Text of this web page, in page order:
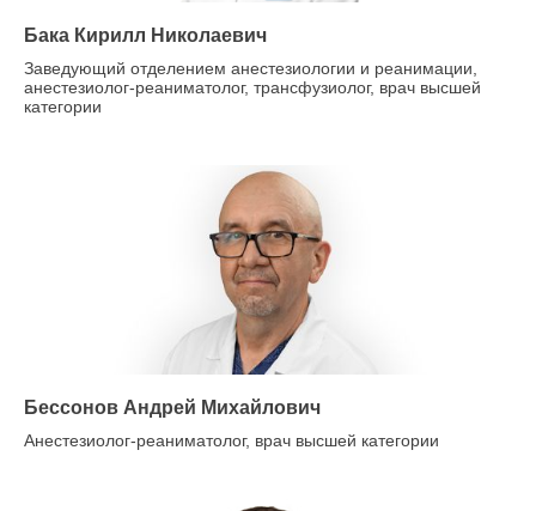
Бака Кирилл Николаевич
Заведующий отделением анестезиологии и реанимации,
анестезиолог-реаниматолог, трансфузиолог, врач высшей
категории
Бессонов Андрей Михайлович
Анестезиолог-реаниматолог, врач высшей категории